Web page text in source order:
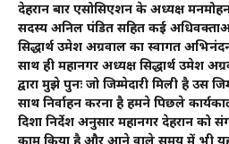
देहरादून बार एसोसिएशन के अध्यक्ष
सदस्य अनिल पंडित सहित कई अधिवक्ताओं
सिद्धार्थ उमेश अग्रवाल का स्वागत
साथ ही महानगर अध्यक्ष सिद्धार्थ उमेश
द्वारा मुझे पुनः जो जिम्मेदारी मिली है उस
साथ निर्वाहन करना है हमने पिछले
दिशा निर्देश अनुसार महानगर देहरादून